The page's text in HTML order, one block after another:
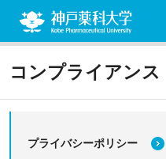
コンプライアンス
プライバシーポリシー
神戸薬科大学